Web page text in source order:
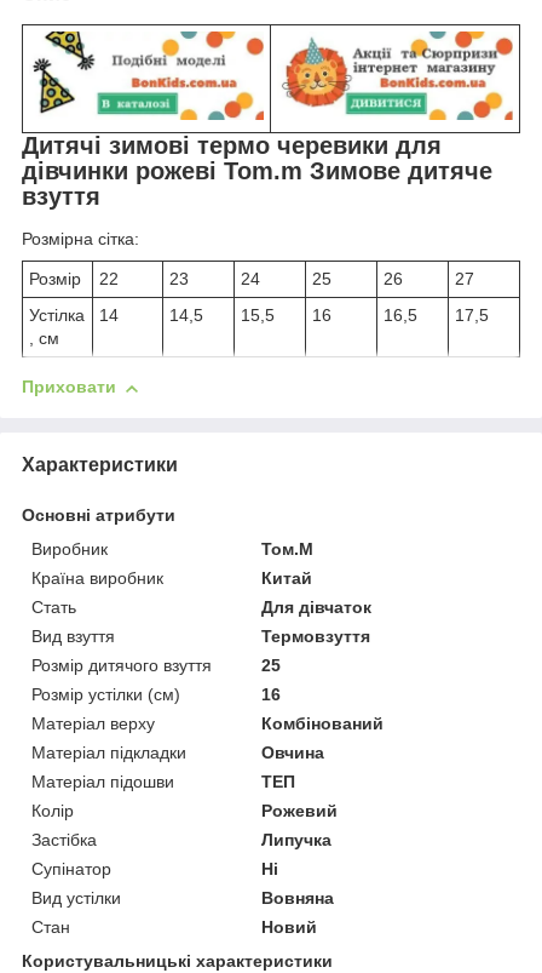
Дитячі зимові термо черевики для
дівчинки рожеві Tom.m Зимове дитяче
взуття
Розмірна сітка:
Розмір 22 23 24 25 26
27
Устілка
, см
14 14,5 15,5 16 16,5 17,5
Приховати
Характеристики
Основні атрибути
Виробник
Том.М
Країна виробник
Китай
Стать
Для дівчаток
Вид взуття
Термовзуття
Розмір дитячого взуття
25
Розмір устілки (см)
16
Матеріал верху
Комбінований
Матеріал підкладки
Овчина
Матеріал підошви
ТЕП
Колір
Рожевий
Застібка
Липучка
Супінатор
Ні
Вид устілки
Вовняна
Стан
Новий
Користувальницькі характеристики